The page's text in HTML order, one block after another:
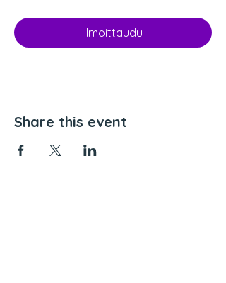
Ilmoittaudu
Share this event